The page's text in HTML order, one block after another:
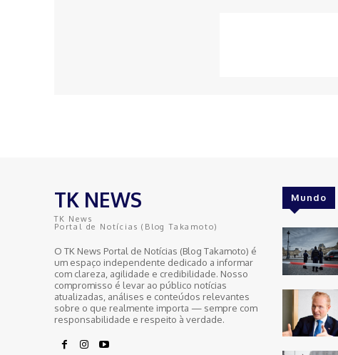
TK NEWS
TK News
Portal de Notícias (Blog Takamoto)
O TK News Portal de Notícias (Blog Takamoto) é
um espaço independente dedicado a informar
com clareza, agilidade e credibilidade. Nosso
compromisso é levar ao público notícias
atualizadas, análises e conteúdos relevantes
sobre o que realmente importa — sempre com
responsabilidade e respeito à verdade.
Mundo